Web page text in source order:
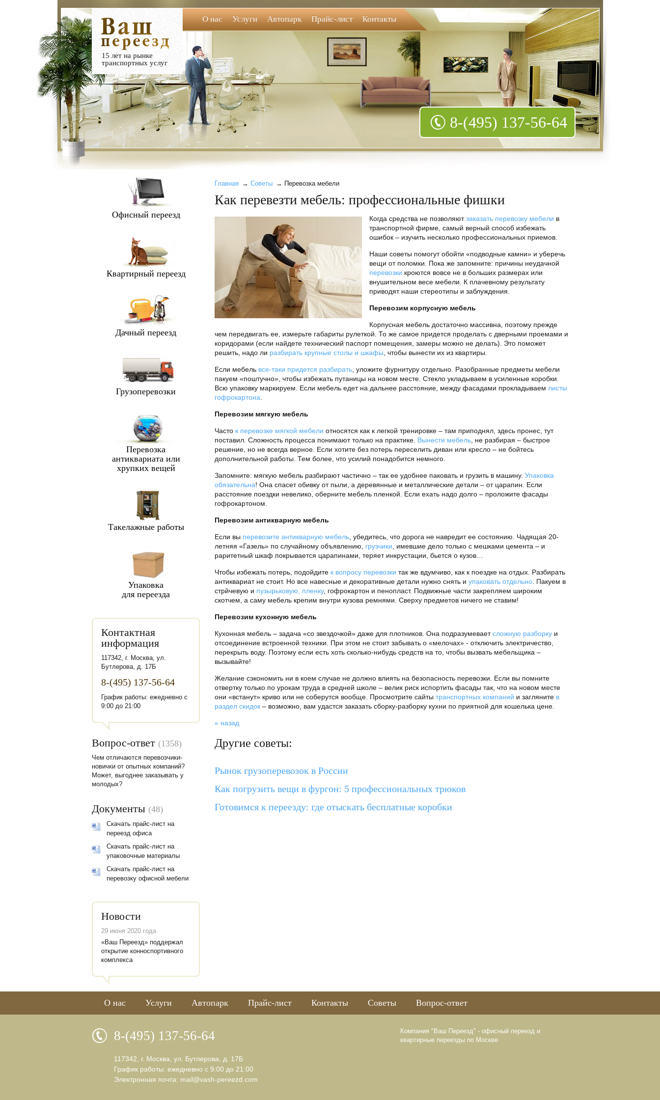
15 лет на рынке
транспортных услуг
О нас Услуги Автопарк Прайс-лист Контакты
8-(495) 137-56-64
Главная → Советы → Перевозка мебели
Как перевезти мебель: профессиональные фишки
Когда средства не позволяютзаказать перевозку мебели в
транспортной фирме, самый верный способ избежать
ошибок – изучить несколько профессиональных приемов.
Наши советы помогут обойти «подводные камни» и уберечь
вещи от поломки. Пока же запомните: причины неудачной
перевозки кроются вовсе не в больших размерах или
внушительном весе мебели. К плачевному результату
приводят наши стереотипы и заблуждения.
Перевозим корпусную мебель
Корпусная мебель достаточно массивна, поэтому прежде
чем передвигать ее, измерьте габариты рулеткой. То же самое придется проделать с дверными проемами и
коридорами (если найдете технический паспорт помещения, замеры можно не делать). Это поможет
решить, надо ли разбирать крупные столы и шкафы , чтобы вынести их из квартиры.
Если мебель все-таки придется разбирать , уложите фурнитуру отдельно. Разобранные предметы мебели
пакуем «поштучно», чтобы избежать путаницы на новом месте. Стекло укладываем в усиленные коробки.
Всю упаковку маркируем. Если мебель едет на дальнее расстояние, между фасадами прокладываем листы
гофрокартона
Перевозим мягкую мебель
Часто к перевозке мягкой мебели относятся как к легкой тренировке – там приподнял, здесь пронес, тут
поставил. Сложность процесса понимают только на практике. Вынести мебель , не разбирая – быстрое
решение, но не всегда верное. Если хотите без потерь переселить диван или кресло – не бойтесь
дополнительной работы. Тем более, что усилий понадобится немного.
Запомните: мягкую мебель разбирают частично – так ее удобнее паковать и грузить в машину. Упаковка
обязательна! Она спасет обивку от пыли, а деревянные и металлические детали – от царапин. Если
расстояние поездки невелико, оберните мебель пленкой. Если ехать надо долго – проложите фасады
гофрокартоном.
Перевозим антикварную мебель
Если вы перевозите антикварную мебель , убедитесь, что дорога не навредит ее состоянию. Чадящая 20-
летняя «Газель» по случайному объявлению, грузчики , имевшие дело только с мешками цемента – и
раритетный шкаф покрывается царапинами, теряет инкрустации, бьется о кузов…
Чтобы избежать потерь, подойдите к вопросу перевозки так же вдумчиво, как к поездке на отдых. Разбирать
антиквариат не стоит. Но все навесные и декоративные детали нужно снять и упаковать отдельно . Пакуем в
стрйчевую и пузырьковую, пленку, гофрокартон и пенопласт. Подвижные части закрепляем широким
скотчем, а саму мебель крепим внутри кузова ремнями. Сверху предметов ничего не ставим!
Перевозим кухонную мебель
Кухонная мебель – задача «со звездочкой» даже для плотников. Она подразумеваетсложную разборку и
отсоединение встроенной техники. При этом не стоит забывать о «мелочах» - отключить электричество,
перекрыть воду. Поэтому если есть хоть сколько-нибудь средств на то, чтобы вызвать мебельщика –
вызывайте!
Желание сэкономить ни в коем случае не должно влиять на безопасность перевозки. Если вы помните
отвертку только по урокам труда в средней школе – велик риск испортить фасады так, что на новом месте
они «встанут» криво или не соберутся вообще. Просмотрите сайты транспортных компаний и загляните в
раздел скидок – возможно, вам удастся заказать сборку-разборку кухни по приятной для кошелька цене.
« назад
Другие советы:
Рынок грузоперевозок в России
Как погрузить вещи в фургон: 5 профессиональных трюков
Готовимся к переезду: где отыскать бесплатные коробки
Офисный переезд
Квартирный переезд
Дачный переезд
Грузоперевозки
Перевозка
антиквариата или
хрупких вещей
Такелажные работы
Упаковка
для переезда
Контактная
информация
117342, г. Москва, ул.
Бутлерова, д. 17Б
8-(495) 137-56-64
График работы: ежедневно с
9:00 до 21:00
Вопрос-ответ (1358)
Чем отличаются перевозчики-
новички от опытных компаний?
Может, выгоднее заказывать у
молодых?
Документы (48)
Скачать прайс-лист на
переезд офиса
Скачать прайс-лист на
упаковочные материалы
Скачать прайс-лист на
перевозку офисной мебели
Новости
29 июня 2020 года
«Ваш Переезд» поддержал
открытие конноспортивного
комплекса
О нас Услуги Автопарк Прайс-лист Контакты Советы Вопрос-ответ
8-(495) 137-56-64
117342, г. Москва, ул. Бутлерова, д. 17Б
График работы: ежедневно с 9:00 до 21:00
Электронная почта: mail@vash-pereezd.com
Компания "Ваш Переезд" - офисный переезд и
квартирные переезды по Москве